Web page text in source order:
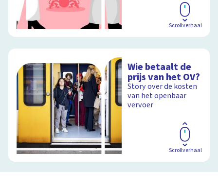
Scrollverhaal
Wie betaalt de
prijs van het OV?
Story over de kosten
van het openbaar
vervoer
Scrollverhaal